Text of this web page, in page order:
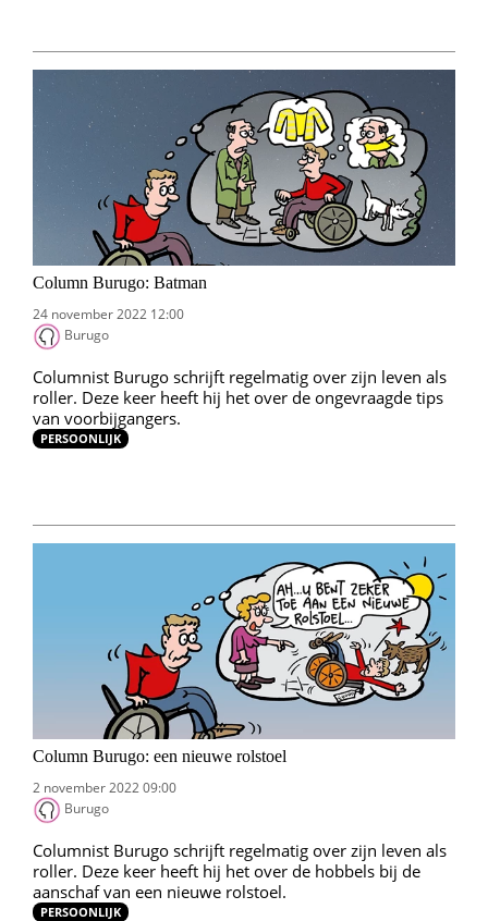
Column Burugo: Batman
24 november 2022 12:00
Burugo
Columnist Burugo schrijft regelmatig over zijn leven als
roller. Deze keer heeft hij het over de ongevraagde tips
van voorbijgangers.
PERSOONLIJK
Column Burugo: een nieuwe rolstoel
2 november 2022 09:00
Burugo
Columnist Burugo schrijft regelmatig over zijn leven als
roller. Deze keer heeft hij het over de hobbels bij de
aanschaf van een nieuwe rolstoel.
PERSOONLIJK